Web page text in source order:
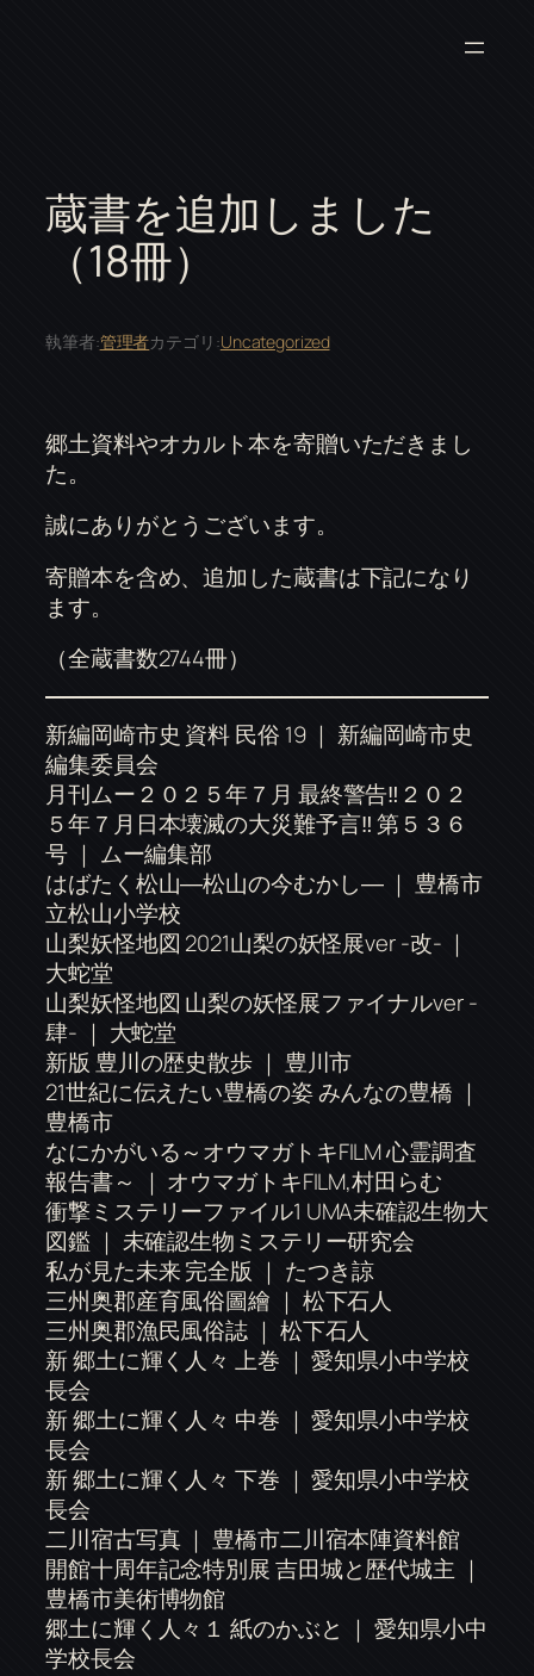
蔵書を追加しました
（18冊）
執筆者:管理者カテゴリ:Uncategorized
郷土資料やオカルト本を寄贈いただきまし
た。
誠にありがとうございます。
寄贈本を含め、追加した蔵書は下記になり
ます。
（全蔵書数2744冊）
新編岡崎市史 資料 民俗 19 ｜ 新編岡崎市史
編集委員会
月刊ムー２０２５年７月 最終警告‼２０２
５年７月日本壊滅の大災難予言‼ 第５３６
号 ｜ ムー編集部
はばたく松山―松山の今むかし― ｜ 豊橋市
立松山小学校
山梨妖怪地図 2021山梨の妖怪展ver -改- ｜
大蛇堂
山梨妖怪地図 山梨の妖怪展ファイナルver -
肆- ｜ 大蛇堂
新版 豊川の歴史散歩 ｜ 豊川市
21世紀に伝えたい豊橋の姿 みんなの豊橋 ｜
豊橋市
なにかがいる～オウマガトキFILM 心霊調査
報告書～ ｜ オウマガトキFILM,村田らむ
衝撃ミステリーファイル1 UMA未確認生物大
図鑑 ｜ 未確認生物ミステリー研究会
私が見た未来 完全版 ｜ たつき諒
三州奥郡産育風俗圖繪 ｜ 松下石人
三州奥郡漁民風俗誌 ｜ 松下石人
新 郷土に輝く人々 上巻 ｜ 愛知県小中学校
長会
新 郷土に輝く人々 中巻 ｜ 愛知県小中学校
長会
新 郷土に輝く人々 下巻 ｜ 愛知県小中学校
長会
二川宿古写真 ｜ 豊橋市二川宿本陣資料館
開館十周年記念特別展 吉田城と歴代城主 ｜
豊橋市美術博物館
郷土に輝く人々１ 紙のかぶと ｜ 愛知県小中
学校長会